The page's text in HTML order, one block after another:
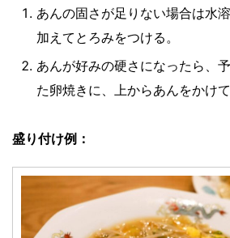
あんの固さが足りない場合は水
加えてとろみをつける。
あんが好みの硬さになったら、
た卵焼きに、上からあんをかけて
盛り付け例：